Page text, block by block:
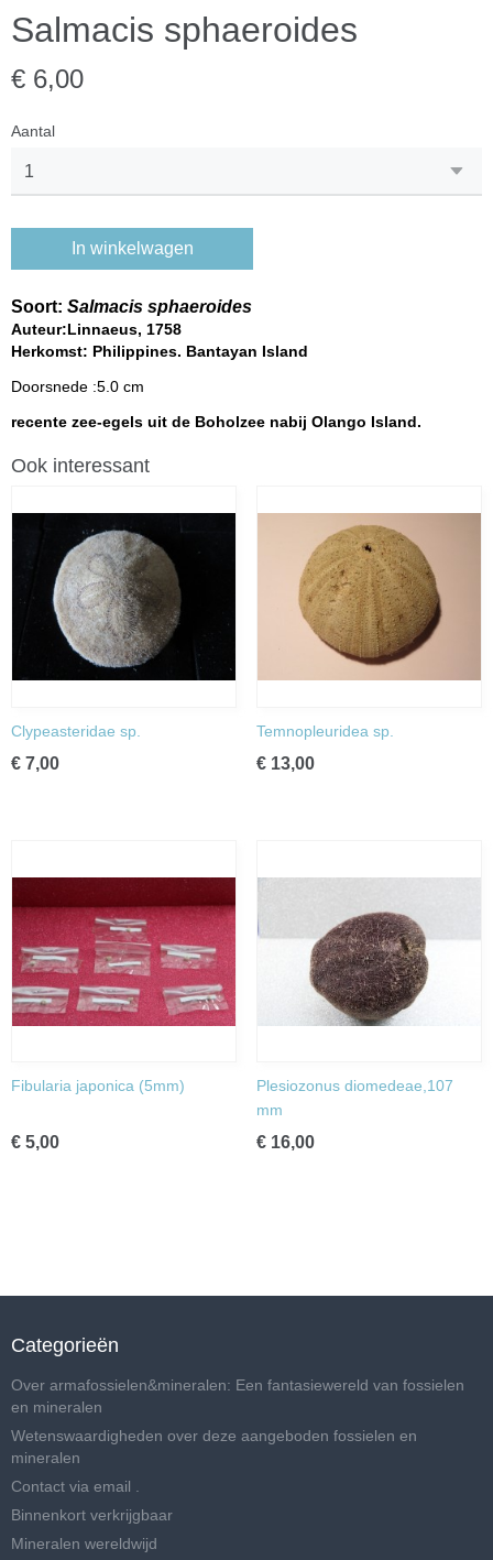
Salmacis sphaeroides
€ 6,00
Aantal
In winkelwagen
Soort: Salmacis sphaeroides
Auteur:Linnaeus, 1758
Herkomst: Philippines. Bantayan Island
Doorsnede :5.0 cm
recente zee-egels uit de Boholzee nabij Olango Island.
Ook interessant
Clypeasteridae sp.
€ 7,00
Temnopleuridea sp.
€ 13,00
Fibularia japonica (5mm)
€ 5,00
Plesiozonus diomedeae,107
mm
€ 16,00
Categorieën
Over armafossielen&mineralen: Een fantasiewereld van fossielen
en mineralen
Wetenswaardigheden over deze aangeboden fossielen en
mineralen
Contact via email .
Binnenkort verkrijgbaar
Mineralen wereldwijd